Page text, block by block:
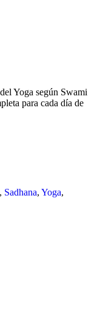
Yoga según Swami
para cada día de
, Sadhana, Yoga,